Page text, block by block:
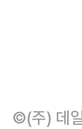
©(주) 데